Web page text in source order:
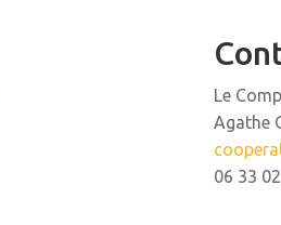
Le
Agathe
06 33